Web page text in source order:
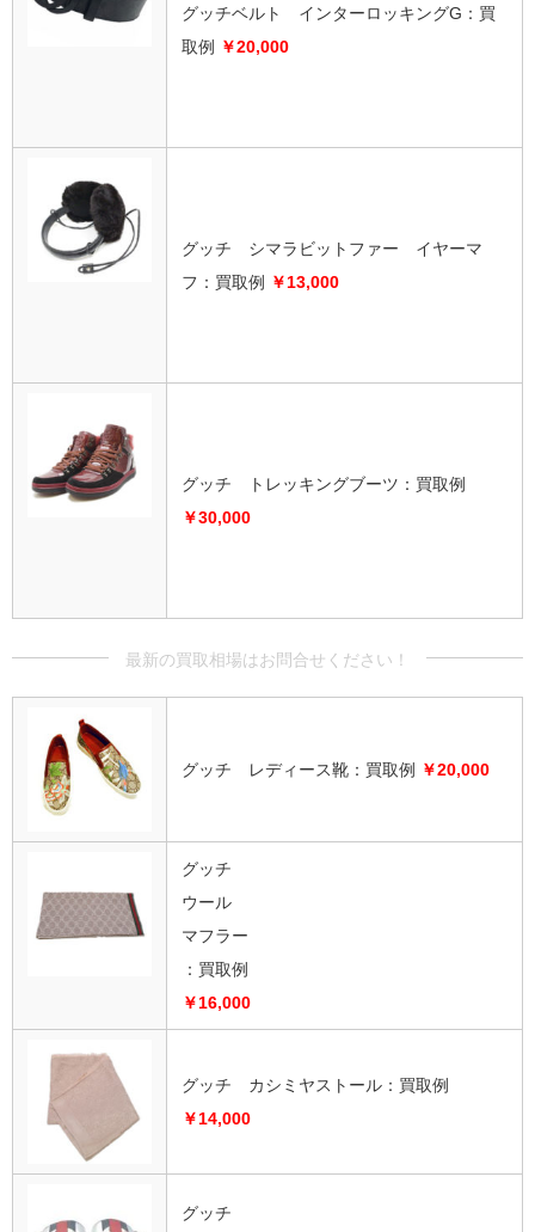
グッチベルト インターロッキングG： 買
取例
￥20,000
グッチ シマラビットファー イヤーマ
フ：買取例
￥13,000
グッチ トレッキングブーツ：買取例
￥30,000
グッチ レディース靴：買取例 ￥20,000
グッチ
ウール
マフラー
：買取例
￥16,000
グッチ カシミヤストール：買取例
￥14,000
グッチ